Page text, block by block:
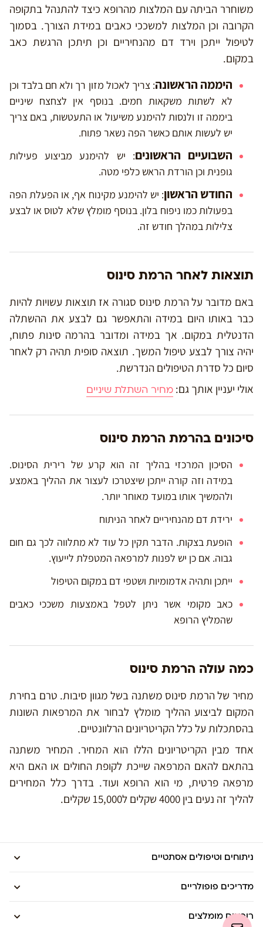
משוחרר הביתה עם המלצות מהרופא כיצד להתנהל בתקופה
הקרובה וכן המלצות למשככי כאבים במידת הצורך. בסמוך
לטיפול ייתכן וירד דם מהנחיריים וכן תיתכן הרגשת כאב
במקום.
היממה הראשונה: צריך לאכול מזון רך ולא חם בלבד וכן
לא לשתות משקאות חמים. בנוסף אין לצחצח שיניים
ביממה זו ולנסות להימנע משיעול או התעטשות, באם צריך
יש לעשות אותם כאשר הפה נשאר פתוח.
השבועיים הראשונים: יש להימנע מביצוע פעילות
גופנית וכן הורדת הראש כלפי מטה.
החודש הראשון: יש להימנע מקינוח אף, או הפעלת הפה
בפעולות כמו ניפוח בלון. בנוסף מומלץ שלא לטוס או לבצע
צלילות במהלך חודש זה.
תוצאות לאחר הרמת סינוס
באם מדובר על הרמת סינוס סגורה אז תוצאות עשויות להיות
כבר באותו היום במידה והתאפשר גם לבצע את ההשתלה
הדנטלית במקום. אך במידה ומדובר בהרמה סינות פתוח,
יהיה צורך לבצע טיפול המשך. תוצאה סופית תהיה רק לאחר
סיום כל סדרת הטיפולים הנדרשת.
אולי יעניין אותך גם: מחיר השתלת שיניים
סיכונים בהרמת הרמת סינוס
הסיכון המרכזי בהליך זה הוא קרע של רירית הסינוס.
במידה וזה קורה ייתכן שיצטרכו לעצור את ההליך באמצע
ולהמשיך אותו במועד מאוחר יותר.
ירידת דם מהנחיריים לאחר הניתוח
הופעת בצקות. הדבר תקין כל עוד לא מתלווה לכך גם חום
גבוה. אם כן יש לפנות למרפאה המטפלת לייעוץ.
ייתכן ותהיה אדמומיות ושטפי דם במקום הטיפול
כאב מקומי אשר ניתן לטפל באמצעות משככי כאבים
שהמליץ הרופא
כמה עולה הרמת סינוס
מחיר של הרמת סינוס משתנה בשל מגוון סיבות. טרם בחירת
המקום לביצוע ההליך מומלץ לבחור את המרפאות השונות
בהסתכלות על כלל הקריטריונים הרלוונטיים.
אחד מבין הקריטריונים הללו הוא המחיר. המחיר משתנה
בהתאם להאם המרפאה שייכת לקופת החולים או האם היא
מרפאה פרטית, מי הוא הרופא ועוד. בדרך כלל המחירים
להליך זה נעים בין 4000 שקלים ל15,000 שקלים.
ניתוחים וטיפולים אסתטיים
מדריכים פופולריים
רופאים מומלצים